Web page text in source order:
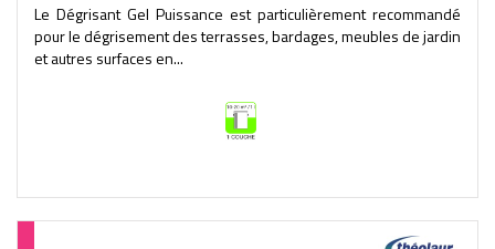
Le Dégrisant Gel Puissance est particulièrement recommandé
pour le dégrisement des terrasses, bardages, meubles de jardin
et autres surfaces en...